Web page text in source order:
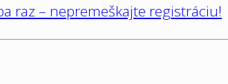
raz – nepremeškajte registráciu!